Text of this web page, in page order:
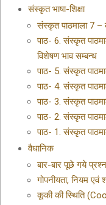
संस्कृत भाषा-शिक्षा
संस्कृत पाठमाला 7 –
पाठ- 6. संस्कृत
विशेषण भाव सम्बन्ध
पाठ- 5. संस्कृत
पाठ- 4. संस्कृत
पाठ- 3. संस्कृत
पाठ- 2. संस्कृत
पाठ- 1. संस्कृत
वैधानिक
बार-बार पूछे गये प्रश्न
गोपनीयता, नियम एवं
कूकी की स्थिति